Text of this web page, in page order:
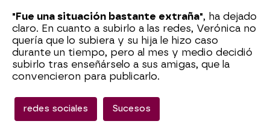
"Fue una situación bastante extraña", ha dejado
claro. En cuanto a subirlo a las redes, Verónica no
quería que lo subiera y su hija le hizo caso
durante un tiempo, pero al mes y medio decidió
subirlo tras enseñárselo a sus amigas, que la
convencieron para publicarlo.
redes sociales Sucesos